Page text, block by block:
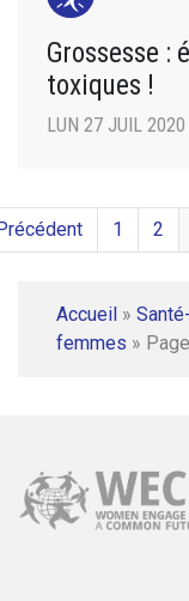
Grossesse :
toxiques !
LUN 27 JUIL 2020
1 2
Accueil »
femmes »